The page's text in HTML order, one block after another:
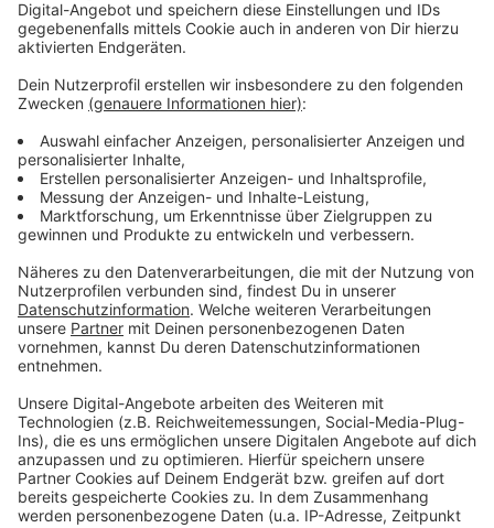
sichergestellt
Anzeige
stellten die Ermittler über 100 Gramm Kokain von dem
32-Jährigen Mann sicher. Anschließend durchsuchten
die Einsatzkräfte vier Wohnungen, zwei in Münster,
zwei in Telgte. Sie stellten Beweismaterial und
Staatsanwaltschaft Münster werden die beiden
Tatverdächtigen noch heute (13.7.) einem Haftrichter
vorgeführt. Die Ermittlungen zu dem
Schusswaffengebrauch werden weiterhin durch die
Anzeige